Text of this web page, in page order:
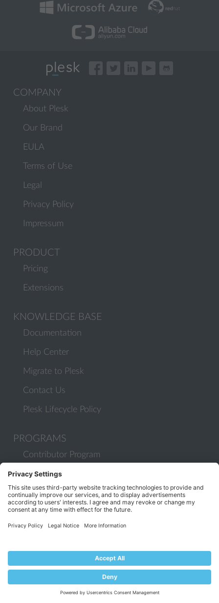
COMPANY
About Plesk
Our Brand
EULA
Terms of Use
Legal
Privacy Policy
Impressum
PRODUCT
Pricing
Extensions
KNOWLEDGE BASE
Documentation
Help Center
Migrate to Plesk
Contact Us
Plesk Lifecycle Policy
PROGRAMS
Contributor Program
Partner Program
COMMUNITY
the Plesk logo are trademarks of WebPros International GmbH.